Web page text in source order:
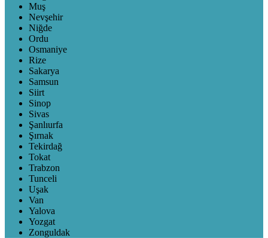
Muş
Nevşehir
Niğde
Ordu
Osmaniye
Rize
Sakarya
Samsun
Siirt
Sinop
Sivas
Şanlıurfa
Şırnak
Tekirdağ
Tokat
Trabzon
Tunceli
Uşak
Van
Yalova
Yozgat
Zonguldak